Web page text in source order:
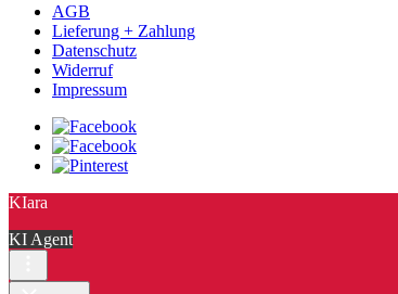
AGB
Lieferung + Zahlung
Datenschutz
Widerruf
Impressum
KIara
KI Agent